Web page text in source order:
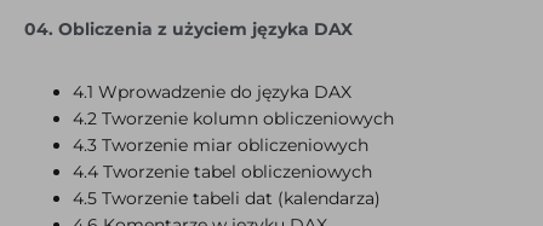
04. Obliczenia z użyciem języka DAX
4.1 Wprowadzenie do języka DAX
4.2 Tworzenie kolumn obliczeniowych
4.3 Tworzenie miar obliczeniowych
4.4 Tworzenie tabel obliczeniowych
4.5 Tworzenie tabeli dat (kalendarza)